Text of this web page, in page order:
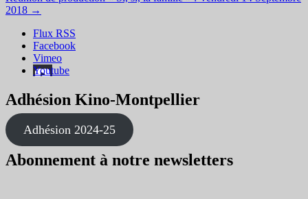
2018 →
Flux RSS
Facebook
Vimeo
Youtube
Adhésion Kino-Montpellier
Adhésion 2024-25
Abonnement à notre newsletters